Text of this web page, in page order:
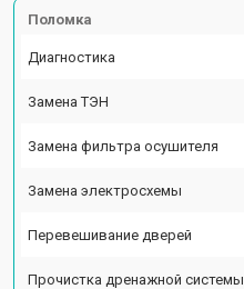
Поломка
Диагностика
Замена ТЭН
Замена фильтра осушителя
Замена электросхемы
Перевешивание дверей
Прочистка дренажной системы